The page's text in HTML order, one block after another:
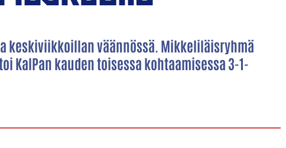
keskiviikkoillan väännössä. Mikkeliläisryhmä
KalPan kauden toisessa kohtaamisessa 3-1-